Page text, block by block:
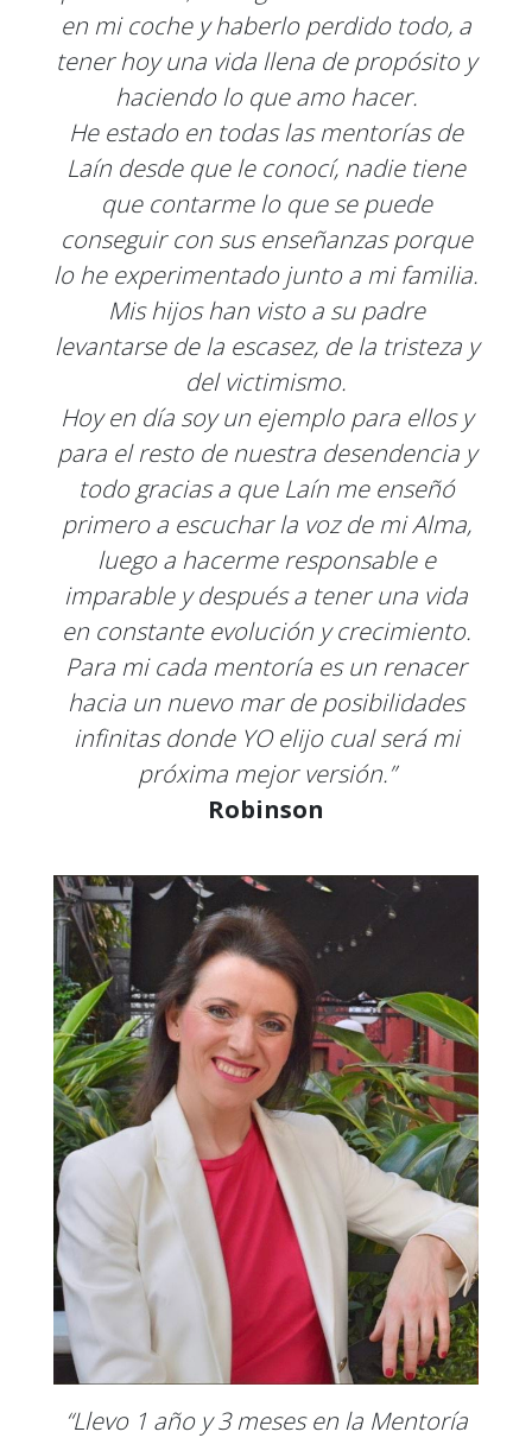
en mi coche y haberlo perdido todo, a
tener hoy una vida llena de propósito y
haciendo lo que amo hacer.
He estado en todas las mentorías de
Laín desde que le conocí, nadie tiene
que contarme lo que se puede
conseguir con sus enseñanzas porque
lo he experimentado junto a mi familia.
Mis hijos han visto a su padre
levantarse de la escasez, de la tristeza y
del victimismo.
Hoy en día soy un ejemplo para ellos y
para el resto de nuestra desendencia y
todo gracias a que Laín me enseñó
primero a escuchar la voz de mi Alma,
luego a hacerme responsable e
imparable y después a tener una vida
en constante evolución y crecimiento.
Para mi cada mentoría es un renacer
hacia un nuevo mar de posibilidades
infinitas donde YO elijo cual será mi
próxima mejor versión.”
Robinson
“Llevo 1 año y 3 meses en la Mentoría